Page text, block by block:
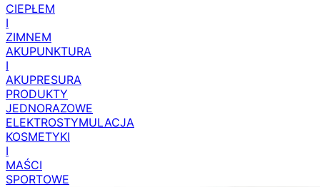
CIEPŁEM
I
ZIMNEM
AKUPUNKTURA
I
AKUPRESURA
PRODUKTY
JEDNORAZOWE
ELEKTROSTYMULACJA
KOSMETYKI
I
MAŚCI
SPORTOWE